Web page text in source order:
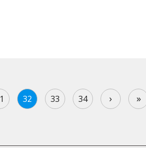
32 33 34 › »